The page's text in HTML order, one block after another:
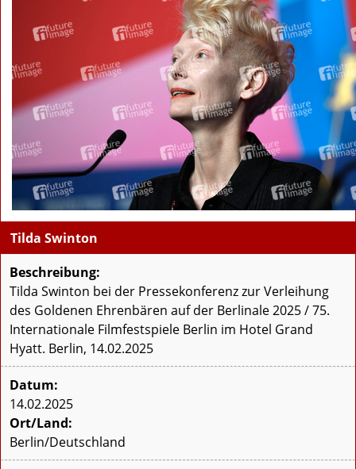
Tilda Swinton
Beschreibung:
Tilda Swinton bei der Pressekonferenz zur Verleihung
des Goldenen Ehrenbären auf der Berlinale 2025 / 75.
Internationale Filmfestspiele Berlin im Hotel Grand
Hyatt. Berlin, 14.02.2025
Datum:
14.02.2025
Ort/Land:
Berlin/Deutschland